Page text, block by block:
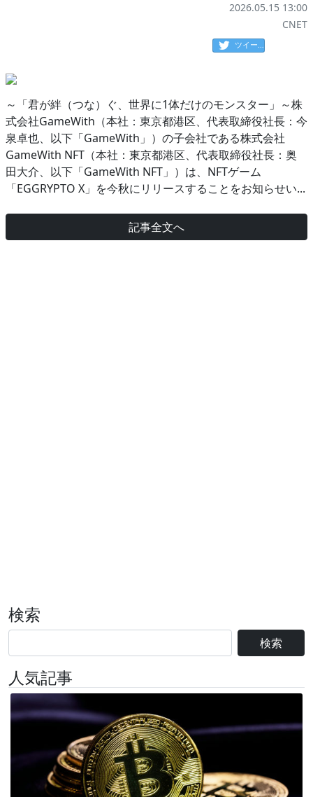
2026.05.15 13:00
CNET
ツイート
～「君が絆（つな）ぐ、世界に1体だけのモンスター」～株
式会社GameWith（本社：東京都港区、代表取締役社長：今
泉卓也、以下「GameWith」）の子会社である株式会社
GameWith NFT（本社：東京都港区、代表取締役社長：奥
田大介、以下「GameWith NFT」）は、NFTゲーム
「EGGRYPTO X」を今秋にリリースすることをお知らせい...
記事全文へ
検索
検索
人気記事